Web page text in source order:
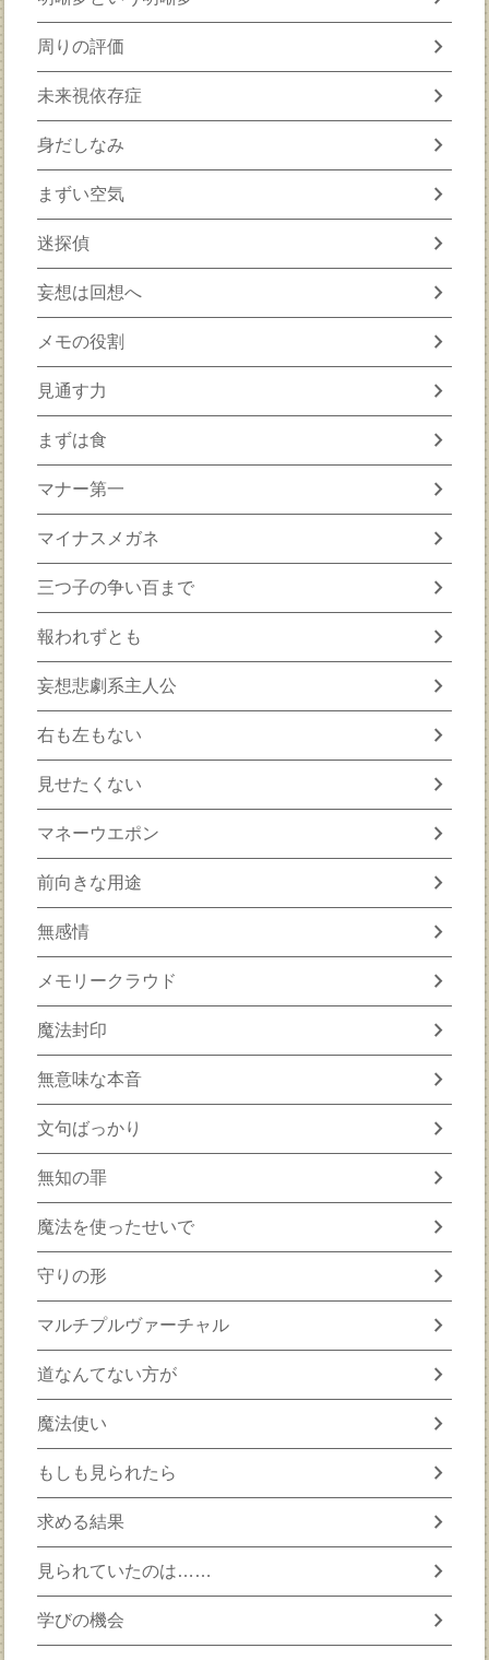
周りの評価 chevron_right
未来視依存症 chevron_right
身だしなみ chevron_right
まずい空気 chevron_right
迷探偵 chevron_right
妄想は回想へ chevron_right
メモの役割 chevron_right
見通す力 chevron_right
まずは食 chevron_right
マナー第一 chevron_right
マイナスメガネ chevron_right
三つ子の争い百まで chevron_right
報われずとも chevron_right
妄想悲劇系主人公 chevron_right
右も左もない chevron_right
見せたくない chevron_right
マネーウエポン chevron_right
前向きな用途 chevron_right
無感情 chevron_right
メモリークラウド chevron_right
魔法封印 chevron_right
無意味な本音 chevron_right
文句ばっかり chevron_right
無知の罪 chevron_right
魔法を使ったせいで chevron_right
守りの形 chevron_right
マルチプルヴァーチャル chevron_right
道なんてない方が chevron_right
魔法使い chevron_right
もしも見られたら chevron_right
求める結果 chevron_right
見られていたのは…… chevron_right
学びの機会 chevron_right